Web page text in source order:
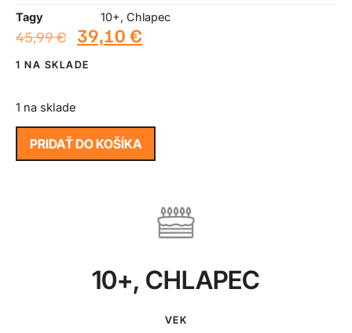
Tagy
10+, Chlapec
45,99€ 39,10 €
1 NA SKLADE
1 na sklade
PRIDAŤ DO KOŠÍKA
10+, CHLAPEC
VEK